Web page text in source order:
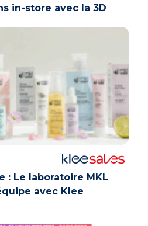
in-store avec la 3D
: Le laboratoire MKL
avec Klee